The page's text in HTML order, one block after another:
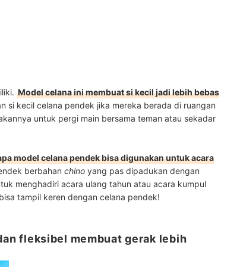
Model celana ini membuat si kecil jadi lebih bebas
si kecil celana pendek jika mereka berada di ruangan
untuk pergi main bersama teman atau sekadar
model celana pendek bisa digunakan untuk acara
berbahan chino yang pas dipadukan dengan
menghadiri acara ulang tahun atau acara kumpul
tampil keren dengan celana pendek!
fleksibel membuat gerak lebih